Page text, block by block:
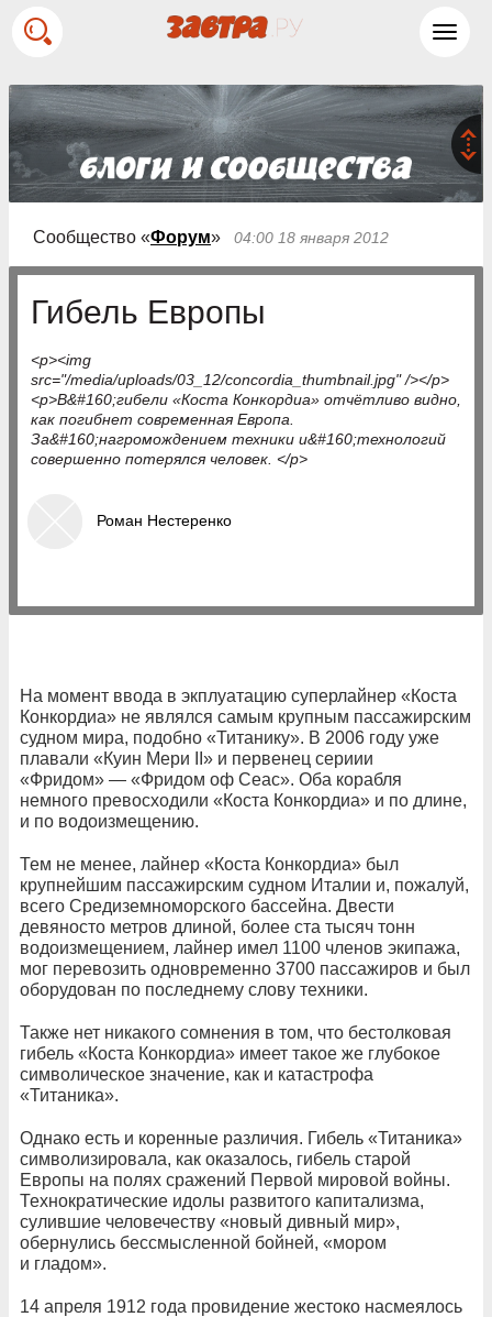
Сообщество «Форум» 04:00 18 января 2012
Гибель Европы
<p><img
src="/media/uploads/03_12/concordia_thumbnail.jpg" /></p>
<p>В&#160;гибели «Коста Конкордиа» отчётливо видно,
как погибнет современная Европа.
За&#160;нагромождением техники и&#160;технологий
совершенно потерялся человек. </p>
Роман Нестеренко
На момент ввода в экплуатацию суперлайнер «Коста
Конкордиа» не являлся самым крупным пассажирским
судном мира, подобно «Титанику». В 2006 году уже
плавали «Куин Мери II» и первенец сериии
«Фридом» — «Фридом оф Сеас». Оба корабля
немного превосходили «Коста Конкордиа» и по длине,
и по водоизмещению.
Тем не менее, лайнер «Коста Конкордиа» был
крупнейшим пассажирским судном Италии и, пожалуй,
всего Средиземноморского бассейна. Двести
девяносто метров длиной, более ста тысяч тонн
водоизмещением, лайнер имел 1100 членов экипажа,
мог перевозить одновременно 3700 пассажиров и был
оборудован по последнему слову техники.
Также нет никакого сомнения в том, что бестолковая
гибель «Коста Конкордиа» имеет такое же глубокое
символическое значение, как и катастрофа
«Титаника».
Однако есть и коренные различия. Гибель «Титаника»
символизировала, как оказалось, гибель старой
Европы на полях сражений Первой мировой войны.
Технократические идолы развитого капитализма,
сулившие человечеству «новый дивный мир»,
обернулись бессмысленной бойней, «мором
и гладом».
14 апреля 1912 года провидение жестоко насмеялось